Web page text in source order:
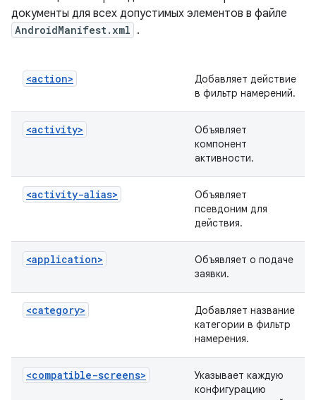
документы для всех допустимых элементов в файле
AndroidManifest.xml .
<action>
Добавляет действие
в фильтр намерений.
<activity>
Объявляет
компонент
активности.
<activity-alias>
Объявляет
псевдоним для
действия.
<application>
Объявляет о подаче
заявки.
<category>
Добавляет название
категории в фильтр
намерения.
<compatible-screens>
Указывает каждую
конфигурацию